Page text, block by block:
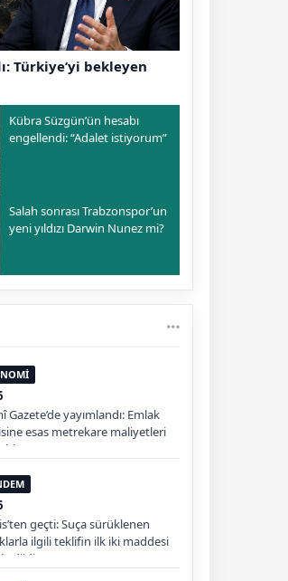
Türkiye’yi bekleyen
Kübra Süzgün’ün hesabı
engellendi: “Adalet istiyorum”
Salah sonrası Trabzonspor’un
yeni yıldızı Darwin Nunez mi?
Gazete’de yayımlandı: Emlak
esas metrekare maliyetleri
geçti: Suça sürüklenen
ilgili teklifin ilk iki maddesi
edildi